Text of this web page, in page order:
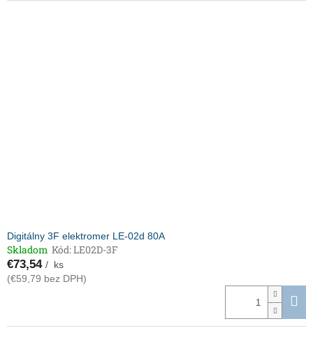
Digitálny 3F elektromer LE-02d 80A
Skladom Kód:LE02D-3F
€73,54 / ks
(€59,79 bez DPH)